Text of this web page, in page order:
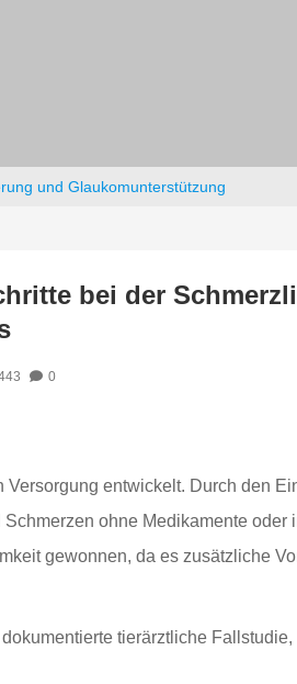
und Glaukomunterstützung
bei der
0
entwickelt. Durch den
ohne Medikamente oder
gewonnen, da es zusätzliche
tierärztliche Fallstudie,